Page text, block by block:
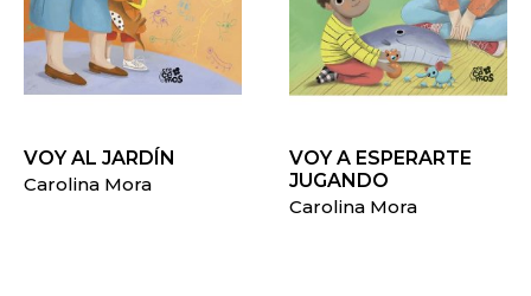
VOY AL JARDÍN
Carolina Mora
VOY A ESPERARTE
JUGANDO
Carolina Mora